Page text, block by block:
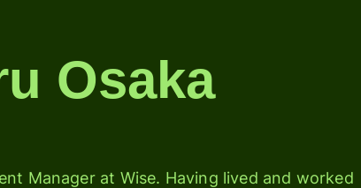
Osaka
Manager at Wise. Having lived and worked